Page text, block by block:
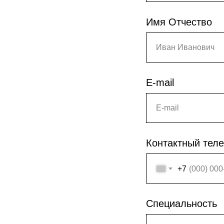
Имя Отчество
Иван Иванович
E-mail
E-mail
Контактный
+7
Специальность